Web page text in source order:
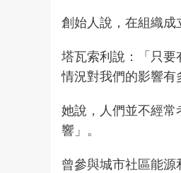
創始人說，在組織成
塔瓦索利說：「只
情況對我們的影響有
她說，人們並不經
響」。
曾參與城市社區能